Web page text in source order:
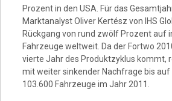
Prozent in den USA. Für das
Marktanalyst Oliver Kertész von IHS
Rückgang von rund zwölf Prozent auf
Fahrzeuge weltweit. Da der Fortwo
vierte Jahr des Produktzyklus kommt,
mit weiter sinkender Nachfrage bis auf
103.600 Fahrzeuge im Jahr 2011.